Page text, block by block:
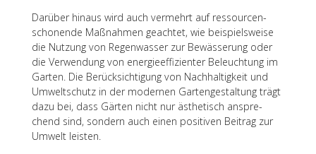
Darüber hinaus wird auch vermehrt auf ressour­cen­
scho­nende Maßnah­men geach­tet, wie beispiels­weise
die Nutzung von Regen­was­ser zur Bewäs­se­rung oder
die Verwen­dung von ener­gie­ef­fi­zi­en­ter Beleuch­tung im
Garten. Die Berück­sich­ti­gung von Nach­hal­tig­keit und
Umwelt­schutz in der moder­nen Garten­ge­stal­tung trägt
dazu bei, dass Gärten nicht nur ästhe­tisch anspre­
chend sind, sondern auch einen posi­ti­ven Beitrag zur
Umwelt leisten.